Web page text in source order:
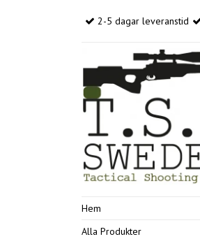
2-5 dagar leveranstid
Hem
Alla Produkter